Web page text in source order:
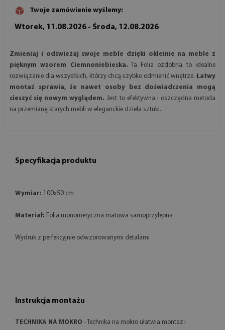
Twoje zamówienie wyślemy:
Wtorek, 11.08.2026 - Środa, 12.08.2026
Zmieniaj i odświeżaj swoje meble dzięki okleinie na meble z
pięknym wzorem Ciemnoniebieska. Ta Folia ozdobna to idealne
rozwiązanie dla wszystkich, którzy chcą szybko odmienić wnętrze. Łatwy
montaż sprawia, że nawet osoby bez doświadczenia mogą
cieszyć się nowym wyglądem. Jest to efektywna i oszczędna metoda
na przemianę starych mebli w eleganckie dzieła sztuki.
Specyfikacja produktu
Wymiar: 100x50 cm
Materiał: Folia monomeryczna matowa samoprzylepna
Wydruk z perfekcyjnie odwzorowanymi detalami
Instrukcja montażu
TECHNIKA NA MOKRO - Technika na mokro ułatwia montaż i